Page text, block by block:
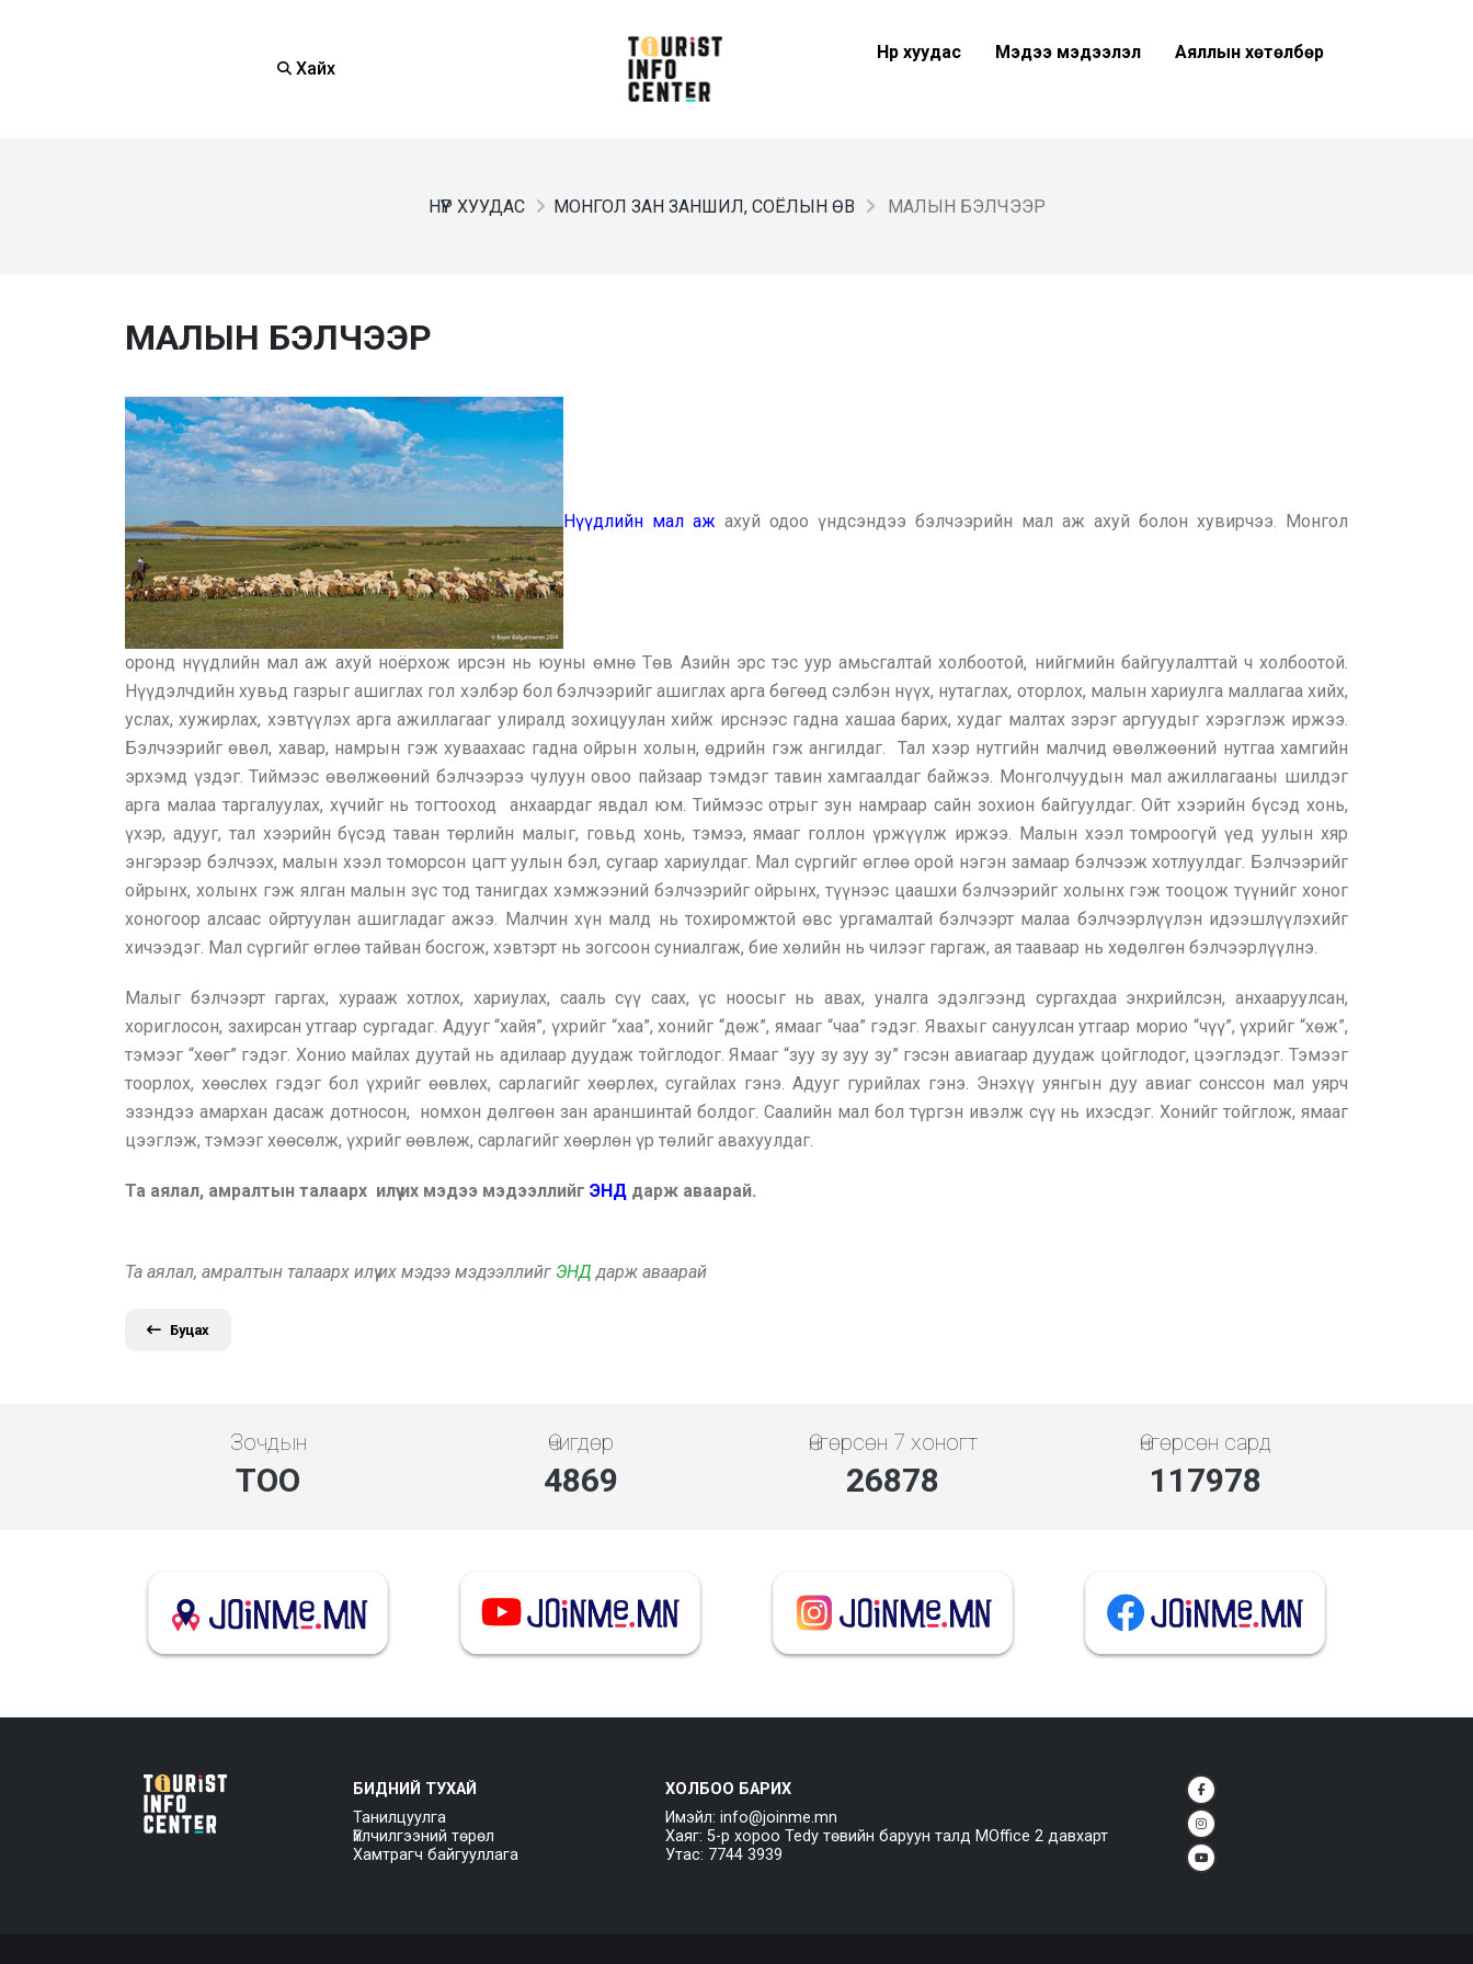
Хайх
Нүүр хуудас Мэдээ мэдээлэл Аяллын хөтөлбөр
НҮҮР ХУУДАС МОНГОЛ ЗАН ЗАНШИЛ, СОЁЛЫН ӨВ МАЛЫН БЭЛЧЭЭР
МАЛЫН БЭЛЧЭЭР
Нүүдлийн мал аж ахуй одоо үндсэндээ бэлчээрийн мал аж ахуй болон хувирчээ. Монгол
оронд нүүдлийн мал аж ахуй ноёрхож ирсэн нь юуны өмнө Төв Азийн эрс тэс уур амьсгалтай холбоотой, нийгмийн байгуулалттай ч холбоотой.
Нүүдэлчдийн хувьд газрыг ашиглах гол хэлбэр бол бэлчээрийг ашиглах арга бөгөөд сэлбэн нүүх, нутаглах, оторлох, малын хариулга маллагаа хийх,
услах, хужирлах, хэвтүүлэх арга ажиллагааг улиралд зохицуулан хийж ирснээс гадна хашаа барих, худаг малтах зэрэг аргуудыг хэрэглэж иржээ.
Бэлчээрийг өвөл, хавар, намрын гэж хуваахаас гадна ойрын холын, өдрийн гэж ангилдаг. Тал хээр нутгийн малчид өвөлжөөний нутгаа хамгийн
эрхэмд үздэг. Тиймээс өвөлжөөний бэлчээрээ чулуун овоо пайзаар тэмдэг тавин хамгаалдаг байжээ. Монголчуудын мал ажиллагааны шилдэг
арга малаа таргалуулах, хүчийг нь тогтооход анхаардаг явдал юм. Тиймээс отрыг зун намраар сайн зохион байгуулдаг. Ойт хээрийн бүсэд хонь,
үхэр, адууг, тал хээрийн бүсэд таван төрлийн малыг, говьд хонь, тэмээ, ямааг голлон үржүүлж иржээ. Малын хээл томроогүй үед уулын хяр
энгэрээр бэлчээх, малын хээл томорсон цагт уулын бэл, сугаар хариулдаг. Мал сүргийг өглөө орой нэгэн замаар бэлчээж хотлуулдаг. Бэлчээрийг
ойрынх, холынх гэж ялган малын зүс тод танигдах хэмжээний бэлчээрийг ойрынх, түүнээс цаашхи бэлчээрийг холынх гэж тооцож түүнийг хоног
хоногоор алсаас ойртуулан ашигладаг ажээ. Малчин хүн малд нь тохиромжтой өвс ургамалтай бэлчээрт малаа бэлчээрлүүлэн идээшлүүлэхийг
хичээдэг. Мал сүргийг өглөө тайван босгож, хэвтэрт нь зогсоон суниалгаж, бие хөлийн нь чилээг гаргаж, ая тааваар нь хөдөлгөн бэлчээрлүүлнэ.
Малыг бэлчээрт гаргах, хурааж хотлох, хариулах, сааль сүү саах, үс ноосыг нь авах, уналга эдэлгээнд сургахдаа энхрийлсэн, анхааруулсан,
хориглосон, захирсан утгаар сургадаг. Адууг “хайя”, үхрийг “хаа”, хонийг “дөж”, ямааг “чаа” гэдэг. Явахыг сануулсан утгаар морио “чүү”, үхрийг “хөж”,
тэмээг “хөөг” гэдэг. Хонио майлах дуутай нь адилаар дуудаж тойглодог. Ямааг “зуу зу зуу зу” гэсэн авиагаар дуудаж цойглодог, цээглэдэг. Тэмээг
тоорлох, хөөслөх гэдэг бол үхрийг өөвлөх, сарлагийг хөөрлөх, сугайлах гэнэ. Адууг гурийлах гэнэ. Энэхүү уянгын дуу авиаг сонссон мал уярч
эзэндээ амархан дасаж дотносон, номхон дөлгөөн зан араншинтай болдог. Саалийн мал бол түргэн ивэлж сүү нь ихэсдэг. Хонийг тойглож, ямааг
цээглэж, тэмээг хөөсөлж, үхрийг өөвлөж, сарлагийг хөөрлөн үр төлийг авахуулдаг.
Та аялал, амралтын талаарх илүү их мэдээ мэдээллийг ЭНД дарж аваарай.
Та аялал, амралтын талаарх илүү их мэдээ мэдээллийг ЭНД дарж аваарай
Буцах
Зочдын
ТОО
Өчигдөр
5453
Өнгөрсөн 7 хоногт
30104
Өнгөрсөн сард
132136
БИДНИЙ ТУХАЙ
Танилцуулга
Үйлчилгээний төрөл
Хамтрагч байгууллага
ХОЛБОО БАРИХ
Имэйл: info@joinme.mn
Хаяг: 5-р хороо Tedy төвийн баруун талд MOffice 2 давхарт
Утас: 7744 3939